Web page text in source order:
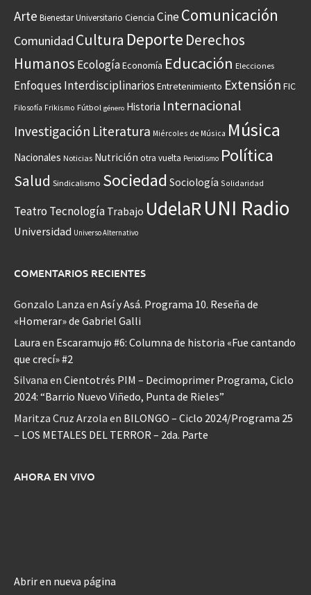
Arte Bienestar Universitario Ciencia CineComunicación
Comunidad Cultura Deporte Derechos
Humanos EcologíaEconomía Educación Elecciones
Enfoques Interdisciplinarios Entretenimiento Extensión FIC
Filosofía Frikismo Fútbol género Historia Internacional
Investigación Literatura Miércoles de Música Música
Nacionales Noticias Nutrición otra vuelta Periodismo Política
Salud Sindicalismo Sociedad Sociología Solidaridad
Teatro Tecnología Trabajo UdelaRUNI Radio
Universidad Universo Alternativo
COMENTARIOS RECIENTES
Gonzalo Lanza en Así y Asá. Programa 10. Reseña de
«Homerar» de Gabriel Galli
Laura en Escaramujo #6: Columna de historia «Fue cantando
que crecí» #2
Silvana en Cientotrés PIM – Decimoprimer Programa, Ciclo
2024: “Barrio Nuevo Viñedo, Punta de Rieles”
Maritza Cruz Arzola en BILONGO – Ciclo 2024/Programa 25
– LOS METALES DEL TERROR – 2da. Parte
AHORA EN VIVO
Abrir en nueva página